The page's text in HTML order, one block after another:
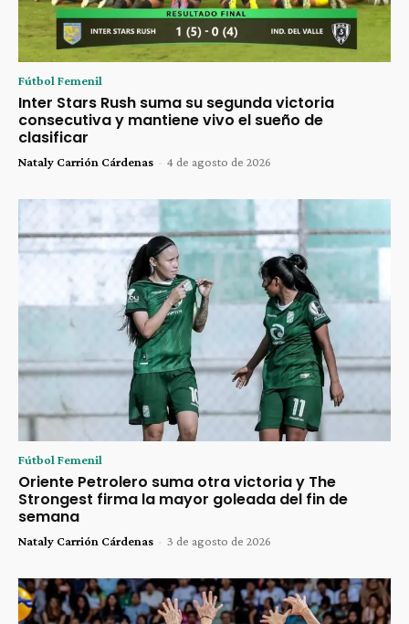
Fútbol Femenil
Inter Stars Rush suma su segunda victoria
consecutiva y mantiene vivo el sueño de
clasificar
Nataly Carrión Cárdenas - 4 de agosto de 2026
Fútbol Femenil
Oriente Petrolero suma otra victoria y The
Strongest firma la mayor goleada del fin de
semana
Nataly Carrión Cárdenas - 3 de agosto de 2026